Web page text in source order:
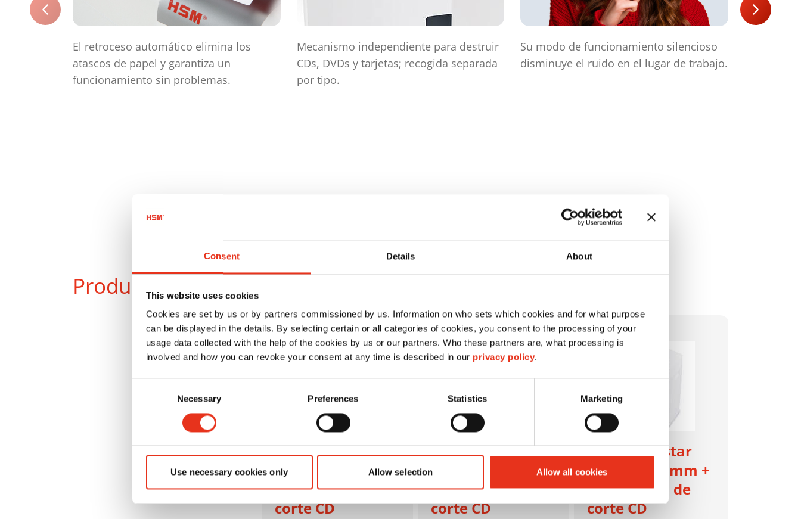
Consent Details About
This website uses cookies
Cookies are set by us or by partners commissioned by us. Information on who sets which cookies and for what purpose
can be displayed in the details. By selecting certain or all categories of cookies, you consent to the processing of your
usage data collected with the help of the cookies by us or our partners. Who these partners are, what processing is
involved and how you can revoke your consent at any time is described in our privacy policy.
Necessary Preferences Statistics Marketing
Use necessary cookies only Allow selection Allow all cookies
El retroceso automático elimina los
atascos de papel y garantiza un
funcionamiento sin problemas.
Mecanismo independiente para destruir
CDs, DVDs y tarjetas; recogida separada
por tipo.
Su modo de funcionamiento silencioso
disminuye el ruido en el lugar de trabajo.
Productos en comparación
HSM shredstar
X6pro - 2 x 15
mm +
mecanismo de
corte CD
HSM shredstar
X12pro - 2 x 15
mm +
mecanismo de
corte CD
HSM shredstar
X13 - 4 x 37 mm +
mecanismo de
corte CD